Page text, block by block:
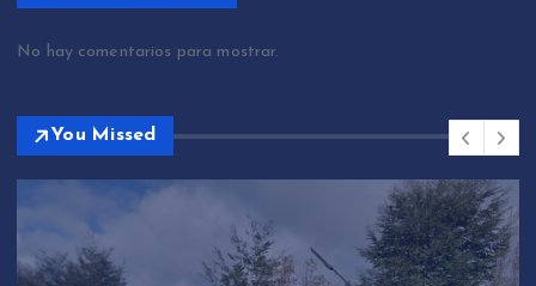
No hay comentarios para mostrar.
You Missed